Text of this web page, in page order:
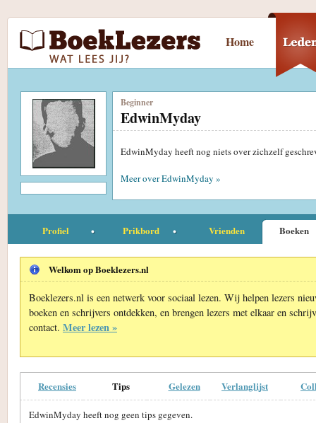
Home
Beginner
EdwinMyday
EdwinMyday heeft nog niets over zichzelf
Meer over EdwinMyday »
Profiel Prikbord Vrienden Boeken
Welkom op Boeklezers.nl
Boeklezers.nl is een netwerk voor sociaal lezen. Wij helpen lezers
boeken en schrijvers ontdekken, en brengen lezers met elkaar en
contact. Meer lezen »
Recensies Tips Gelezen Verlanglijst
EdwinMyday heeft nog geen tips gegeven.